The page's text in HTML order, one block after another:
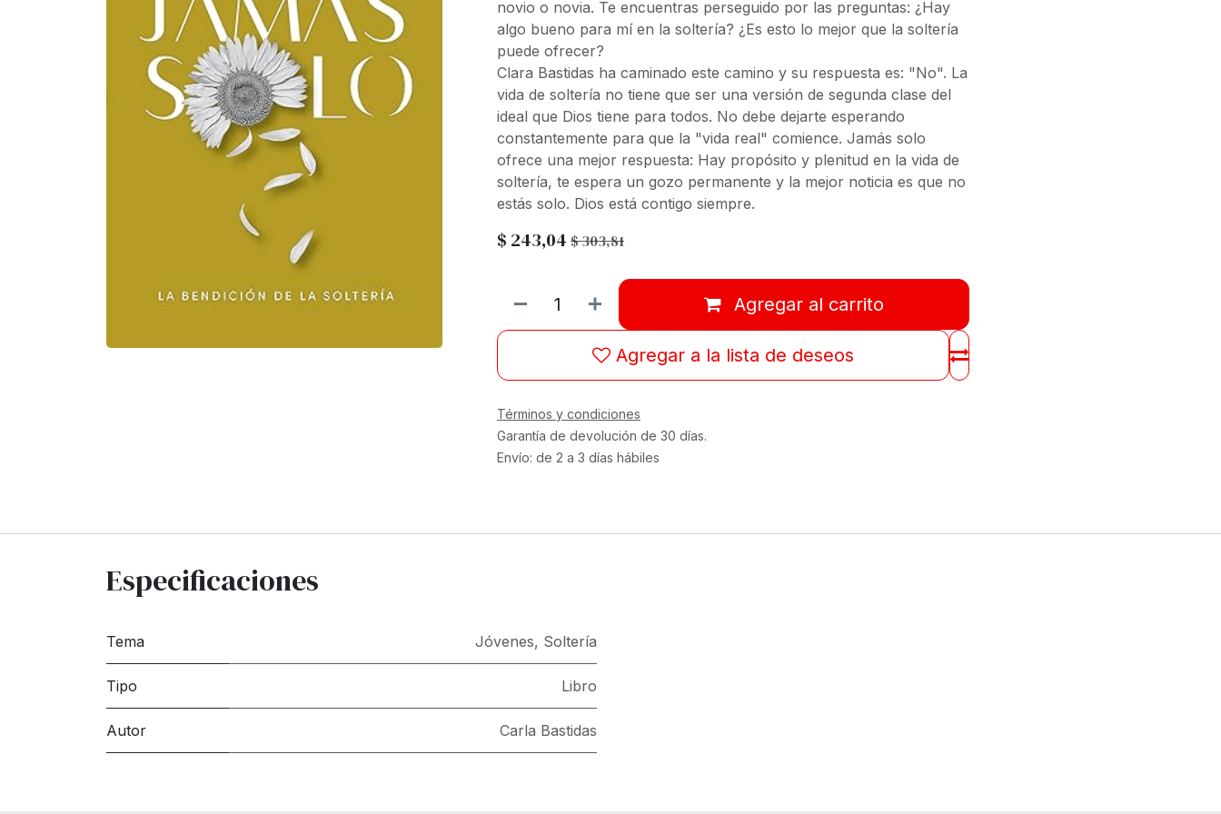
novio o novia. Te encuentras perseguido por las preguntas: ¿Hay
algo bueno para mí en la soltería? ¿Es esto lo mejor que la soltería
puede ofrecer?
Clara Bastidas ha caminado este camino y su respuesta es: "No". La
vida de soltería no tiene que ser una versión de segunda clase del
ideal que Dios tiene para todos. No debe dejarte esperando
constantemente para que la "vida real" comience. Jamás solo
ofrece una mejor respuesta: Hay propósito y plenitud en la vida de
soltería, te espera un gozo permanente y la mejor noticia es que no
estás solo. Dios está contigo siempre.
$ 243,04 $303,81
Agregar al carrito
Agregar a la lista de deseos
Términos y condiciones
Garantía de devolución de 30 días.
Envío: de 2 a 3 días hábiles
Especificaciones
Tema Jóvenes, Soltería
Tipo Libro
Autor Carla Bastidas